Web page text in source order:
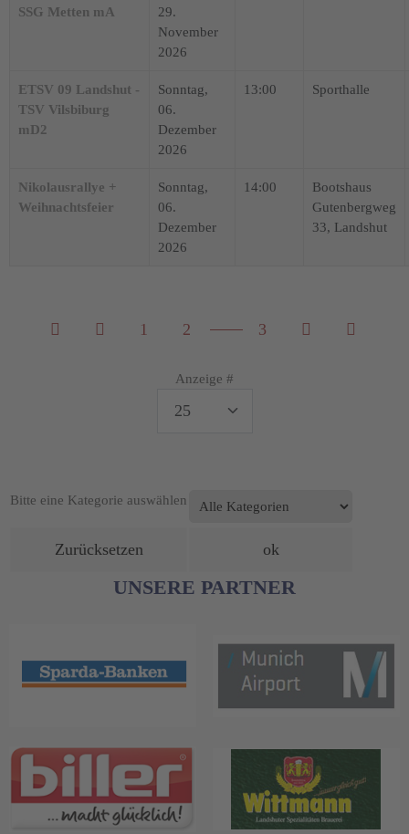
SSG Metten mA
29.
November
2026
ETSV 09 Landshut -
TSV Vilsbiburg
mD2
Sonntag,
06.
Dezember
2026
13:00 Sporthalle
Nikolausrallye +
Weihnachtsfeier
Sonntag,
06.
Dezember
2026
14:00
Bootshaus
Gutenbergweg
33, Landshut
Anzeige #
1 2 3
Bitte eine Kategorie auswählen Eine Kategorie auswählen um die
UNSERE PARTNER